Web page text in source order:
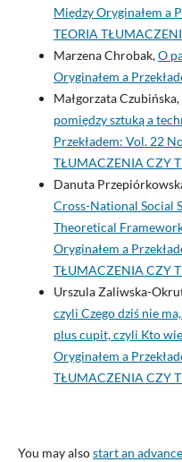
Między Oryginałem a
TEORIA
Marzena Chrobak,O
Oryginałem a
Małgorzata Czubińska,
pomiędzy sztuką a
Przekładem: Vol. 22
TŁUMACZENIA CZY
Danuta
Cross-National Social
Theoretical
Oryginałem a
TŁUMACZENIA CZY
Urszula Zaliwska-
czyli Czego dziś nie
plus cupit, czyli Kto
Oryginałem a
TŁUMACZENIA CZY
You may alsostart an